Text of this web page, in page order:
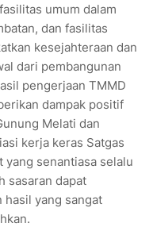
umum dalam
dan fasilitas
kesejahteraan dan
dari pembangunan
pengerjaan TMMD
dampak positif
Melati dan
kerja keras Satgas
yang senantiasa selalu
sasaran dapat
yang sangat